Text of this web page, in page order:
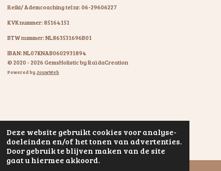
Deze website gebruikt cookies voor analyse-
doeleinden en/of het tonen van advertenties.
Door gebruik te blijven maken van de site
gaat u hiermee akkoord.
Reiki/ Ademcoaching tel nr. 06-29606227
KVK nummer: 85164151
BTW nummer: NL863531696B01
IBAN: NL07KNAB0602931894
© 2020 - 2026 GemsHolistic by RaïdaCreation
Powered by JouwWeb